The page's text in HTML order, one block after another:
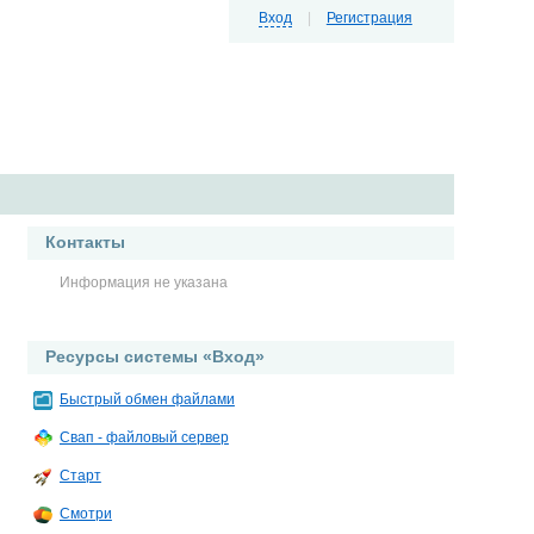
Вход Регистрация
Контакты
Информация не указана
Ресурсы системы «Вход»
Быстрый обмен файлами
Свап - файловый сервер
Старт
Смотри